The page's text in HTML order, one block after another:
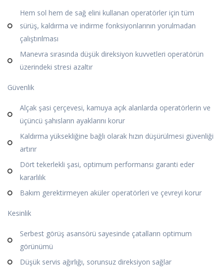
Hem sol hem de sağ elini kullanan operatörler için tüm
sürüş, kaldırma ve indirme fonksiyonlarının yorulmadan
çalıştırılması
Manevra sırasında düşük direksiyon kuvvetleri operatörün
üzerindeki stresi azaltır
Güvenlik
Alçak şasi çerçevesi, kamuya açık alanlarda operatörlerin ve
üçüncü şahısların ayaklarını korur
Kaldırma yüksekliğine bağlı olarak hızın düşürülmesi güvenliği
artırır
Dört tekerlekli şasi, optimum performansı garanti eder
kararlılık
Bakım gerektirmeyen aküler operatörleri ve çevreyi korur
Kesinlik
Serbest görüş asansörü sayesinde çatalların optimum
görünümü
Düşük servis ağırlığı, sorunsuz direksiyon sağlar